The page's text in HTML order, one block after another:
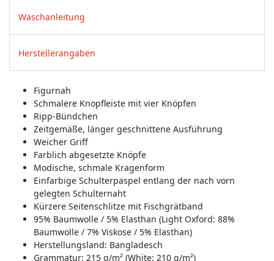
Waschanleitung
Herstellerangaben
Figurnah
Schmalere Knopfleiste mit vier Knöpfen
Ripp-Bündchen
Zeitgemäße, länger geschnittene Ausführung
Weicher Griff
Farblich abgesetzte Knöpfe
Modische, schmale Kragenform
Einfarbige Schulterpaspel entlang der nach vorn
gelegten Schulternaht
Kürzere Seitenschlitze mit Fischgrätband
95% Baumwolle / 5% Elasthan (Light Oxford: 88%
Baumwolle / 7% Viskose / 5% Elasthan)
Herstellungsland: Bangladesch
Grammatur: 215 g/m² (White: 210 g/m²)